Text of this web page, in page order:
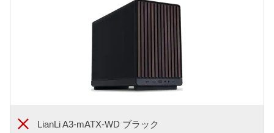
LianLi A3-mATX-WD ブラック